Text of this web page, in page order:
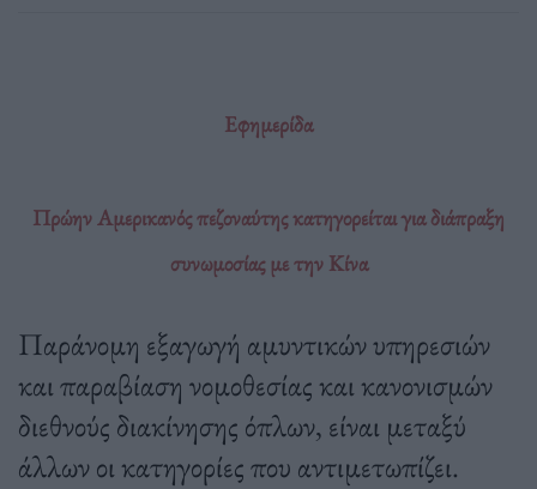
Εφημερίδα
Πρώην Αμερικανός πεζοναύτης κατηγορείται για διάπραξη
συνωμοσίας με την Κίνα
Παράνομη εξαγωγή αμυντικών υπηρεσιών
και παραβίαση νομοθεσίας και κανονισμών
διεθνούς διακίνησης όπλων, είναι μεταξύ
άλλων οι κατηγορίες που αντιμετωπίζει.